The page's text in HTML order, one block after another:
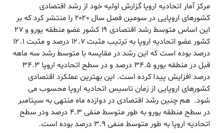
مرکز آمار اتحادیه اروپا گزارش اولیه خود از رشد اقتصادی
کشورهای اروپایی در سومین فصل سال ۲۰۲۰ را منتشر کرد که بر
این اساس متوسط رشد اقتصادی ۱۹ کشور عضو منطقه یورو و ۲۷
کشور عضو اتحادیه اروپا به ترتیب مثبت ۱۲.۷ درصد و مثبت ۱۲.۱
درصد بوده است که این رشد در مقایسه با متوسط رشد سه ماهه
قبل در منطقه یورو ۳۴.۵ درصد و در سطح اتحادیه اروپا ۳۴.۳
درصد افزایش پیدا کرده است. این بهترین عملکرد اقتصادی
کشورهای اروپایی از زمان تاسیس اتحادیه اروپا محسوب می
شود. هم چنین رشد اقتصادی در دوازده ماه منتهی به سپتامبر
در سطح منطقه یورو به طور متوسط منفی ۴.۳ درصد ودر سطح
اتحادیه اروپا به طور متوسط منفی ۳.۹ درصد بوده است.